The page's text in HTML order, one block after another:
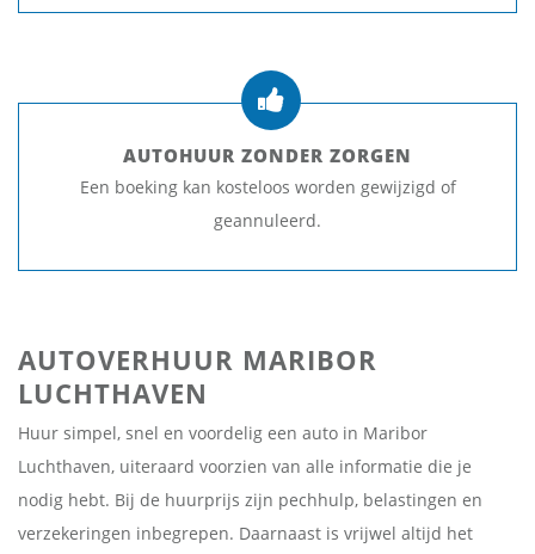
AUTOHUUR ZONDER ZORGEN
Een boeking kan kosteloos worden gewijzigd of
geannuleerd.
AUTOVERHUUR MARIBOR
LUCHTHAVEN
Huur simpel, snel en voordelig een auto in Maribor
Luchthaven, uiteraard voorzien van alle informatie die je
nodig hebt. Bij de huurprijs zijn pechhulp, belastingen en
verzekeringen inbegrepen. Daarnaast is vrijwel altijd het